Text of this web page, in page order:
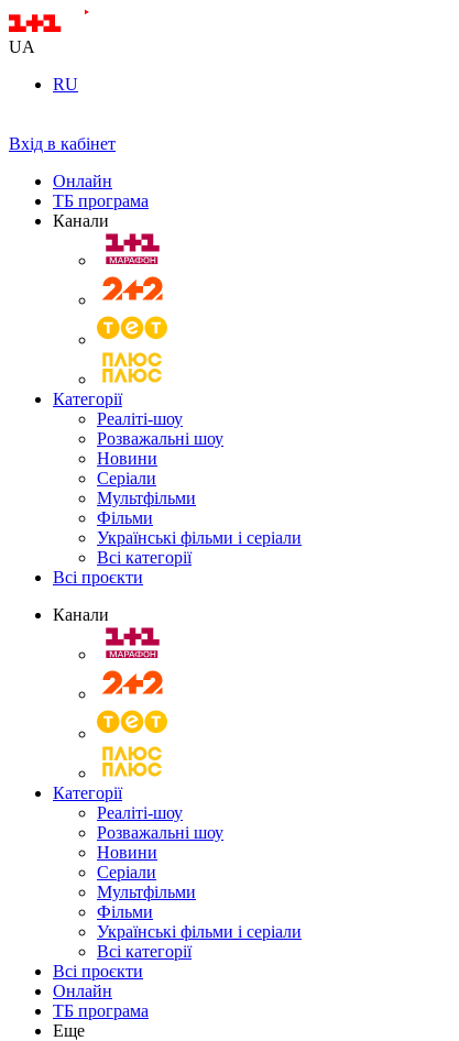
UA
RU
Вхід в кабінет
Онлайн
ТБ програма
Канали
Категорії
Реаліті-шоу
Розважальні шоу
Новини
Серіали
Мультфільми
Фільми
Українські фільми і серіали
Всі категорії
Всі проєкти
Канали
Категорії
Реаліті-шоу
Розважальні шоу
Новини
Серіали
Мультфільми
Фільми
Українські фільми і серіали
Всі категорії
Всі проєкти
Онлайн
ТБ програма
Еще